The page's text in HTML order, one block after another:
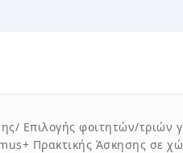
Επιλογής φοιτητών/τριών
Πρακτικής Άσκησης σε